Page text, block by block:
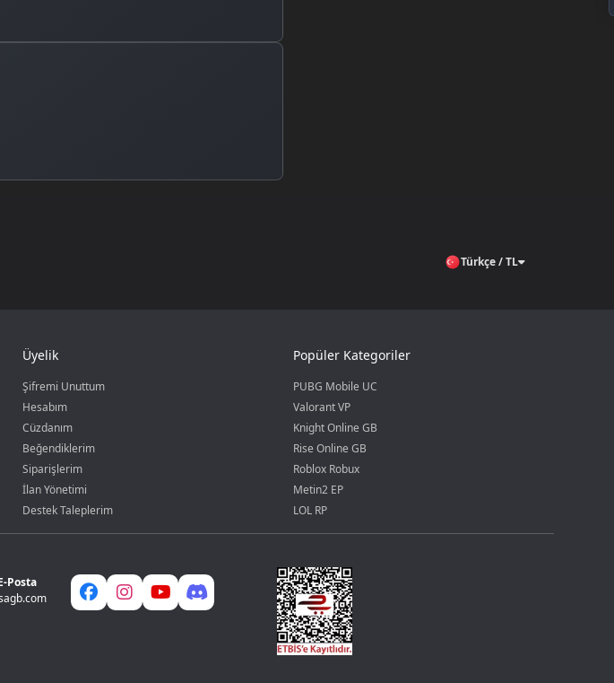
Türkçe / TL
Üyelik
Şifremi Unuttum
Hesabım
Cüzdanım
Beğendiklerim
Siparişlerim
İlan Yönetimi
Destek Taleplerim
Popüler Kategoriler
PUBG Mobile UC
Valorant VP
Knight Online GB
Rise Online GB
Roblox Robux
Metin2 EP
LOL RP
Posta